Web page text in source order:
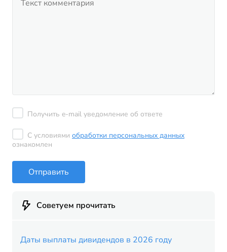
Получить e-mail уведомление об ответе
С условиями обработки персональных данных
ознакомлен
Отправить
Советуем прочитать
Даты выплаты дивидендов в 2026 году